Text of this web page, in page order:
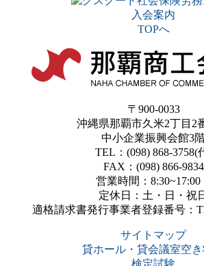
入会案内
TOPへ
〒900-0033
沖縄県那覇市久米2丁目2
中小企業振興会館3
TEL：(098) 868-3758(
FAX：(098) 866-9834
営業時間：
定休日：土・日・祝
適格請求書発行事業者登録番号：
サイトマップ
貸ホール・貸会議室空
検定試験